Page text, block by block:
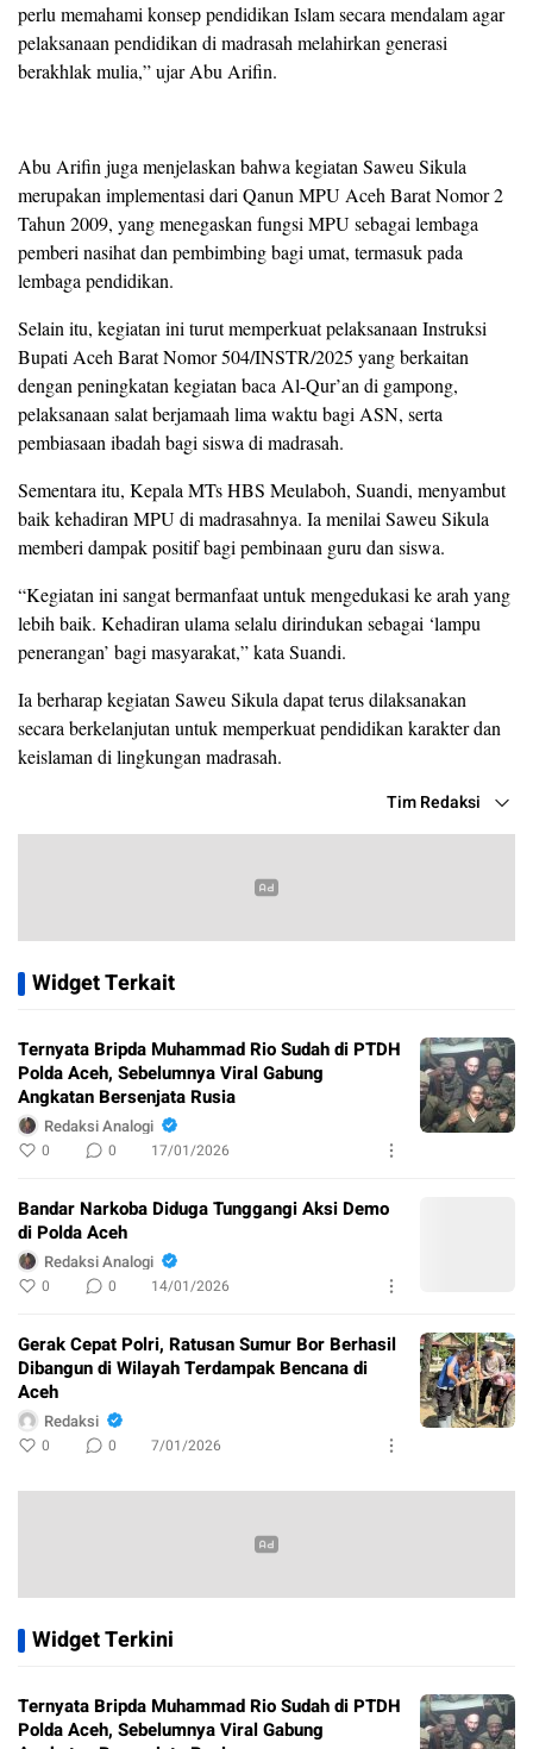
perlu memahami konsep pendidikan Islam secara mendalam agar
pelaksanaan pendidikan di madrasah melahirkan generasi
berakhlak mulia,” ujar Abu Arifin.
Abu Arifin juga menjelaskan bahwa kegiatan Saweu Sikula
merupakan implementasi dari Qanun MPU Aceh Barat Nomor 2
Tahun 2009, yang menegaskan fungsi MPU sebagai lembaga
pemberi nasihat dan pembimbing bagi umat, termasuk pada
lembaga pendidikan.
Selain itu, kegiatan ini turut memperkuat pelaksanaan Instruksi
Bupati Aceh Barat Nomor 504/INSTR/2025 yang berkaitan
dengan peningkatan kegiatan baca Al-Qur’an di gampong,
pelaksanaan salat berjamaah lima waktu bagi ASN, serta
pembiasaan ibadah bagi siswa di madrasah.
Sementara itu, Kepala MTs HBS Meulaboh, Suandi, menyambut
baik kehadiran MPU di madrasahnya. Ia menilai Saweu Sikula
memberi dampak positif bagi pembinaan guru dan siswa.
“Kegiatan ini sangat bermanfaat untuk mengedukasi ke arah yang
lebih baik. Kehadiran ulama selalu dirindukan sebagai ‘lampu
penerangan’ bagi masyarakat,” kata Suandi.
Ia berharap kegiatan Saweu Sikula dapat terus dilaksanakan
secara berkelanjutan untuk memperkuat pendidikan karakter dan
keislaman di lingkungan madrasah.
Tim Redaksi
Widget Terkait
Ternyata Bripda Muhammad Rio Sudah di PTDH
Polda Aceh, Sebelumnya Viral Gabung
Angkatan Bersenjata Rusia
Redaksi Analogi
0 0 17/01/2026
Bandar Narkoba Diduga Tunggangi Aksi Demo
di Polda Aceh
Redaksi Analogi
0 0 14/01/2026
Gerak Cepat Polri, Ratusan Sumur Bor Berhasil
Dibangun di Wilayah Terdampak Bencana di
Aceh
Redaksi
0 0 7/01/2026
Widget Terkini
Ternyata Bripda Muhammad Rio Sudah di PTDH
Polda Aceh, Sebelumnya Viral Gabung